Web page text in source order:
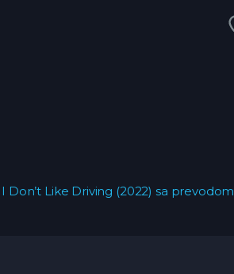
I Don’t Like Driving (2022) sa prevodom